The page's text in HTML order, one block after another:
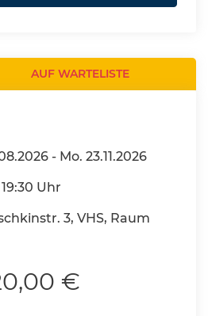
AUF WARTELISTE
- Mo. 23.11.2026
Uhr
3, VHS, Raum
€